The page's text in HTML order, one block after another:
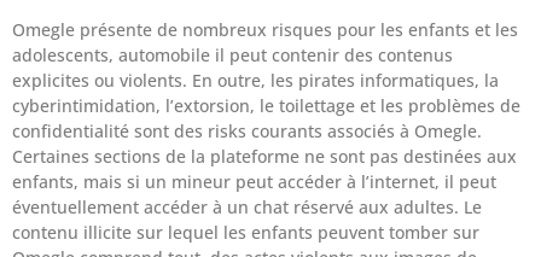
Omegle présente de nombreux risques pour les enfants et les
adolescents, automobile il peut contenir des contenus
explicites ou violents. En outre, les pirates informatiques, la
cyberintimidation, l’extorsion, le toilettage et les problèmes de
confidentialité sont des risks courants associés à Omegle.
Certaines sections de la plateforme ne sont pas destinées aux
enfants, mais si un mineur peut accéder à l’internet, il peut
éventuellement accéder à un chat réservé aux adultes. Le
contenu illicite sur lequel les enfants peuvent tomber sur